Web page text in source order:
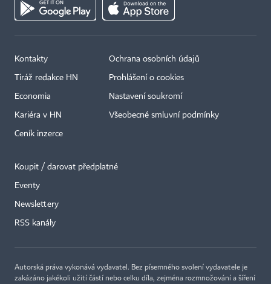
Kontakty
Tiráž redakce HN
Economia
Kariéra v HN
Ceník inzerce
Ochrana osobních údajů
Prohlášení o cookies
Nastavení soukromí
Všeobecné smluvní podmínky
Koupit / darovat předplatné
Eventy
Newslettery
RSS kanály
Autorská práva vykonává vydavatel. Bez písemného svolení vydavatele je
zakázáno jakékoli užití částí nebo celku díla, zejména rozmnožování a šíření